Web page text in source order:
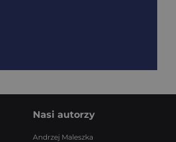
Nasi autorzy
Andrzej Maleszka